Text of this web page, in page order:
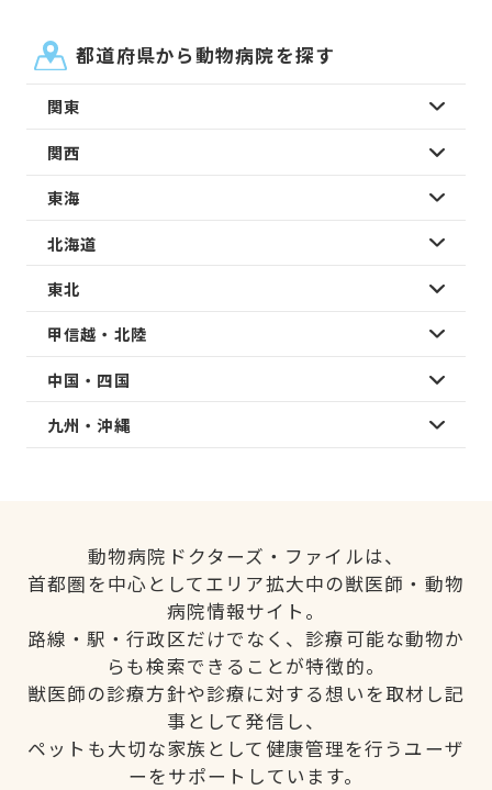
都道府県から動物病院を探す
関東
関西
東海
北海道
東北
甲信越・北陸
中国・四国
九州・沖縄
動物病院ドクターズ・ファイルは、
首都圏を中心としてエリア拡大中の獣医師・動物
病院情報サイト。
路線・駅・行政区だけでなく、診療可能な動物か
らも検索できることが特徴的。
獣医師の診療方針や診療に対する想いを取材し記
事として発信し、
ペットも大切な家族として健康管理を行うユーザ
ーをサポートしています。